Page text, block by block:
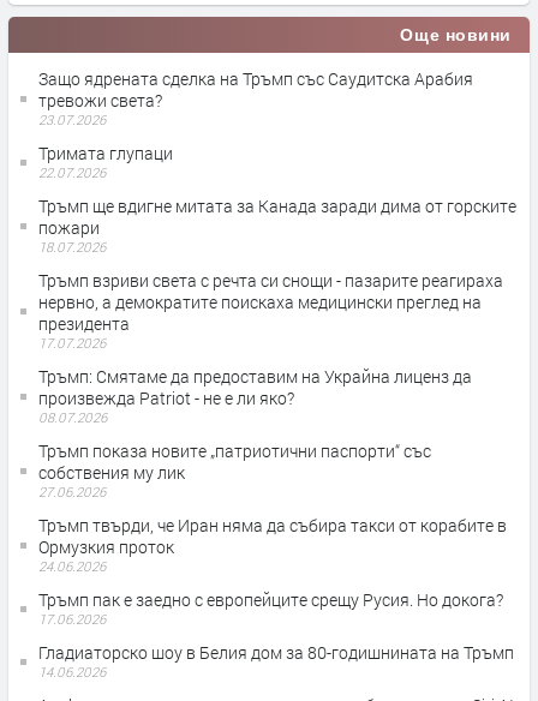
Още новини
Защо ядрената сделка на Тръмп със Саудитска Арабия
тревожи света?
23.07.2026
Тримата глупаци
22.07.2026
Тръмп ще вдигне митата за Канада заради дима от горските
пожари
18.07.2026
Тръмп взриви света с речта си снощи - пазарите реагираха
нервно, а демократите поискаха медицински преглед на
президента
17.07.2026
Тръмп: Смятаме да предоставим на Украйна лиценз да
произвежда Patriot - не е ли яко?
08.07.2026
Тръмп показа новите „патриотични паспорти“ със
собствения му лик
27.06.2026
Тръмп твърди, че Иран няма да събира такси от корабите в
Ормузкия проток
24.06.2026
Тръмп пак е заедно с европейците срещу Русия. Но докога?
17.06.2026
Гладиаторско шоу в Белия дом за 80-годишнината на Тръмп
14.06.2026